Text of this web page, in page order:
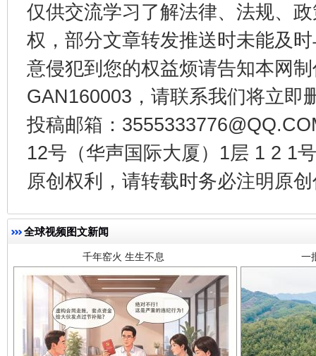
仅供交流学习了解法律、法规、
权，部分文章转发推送时未能及
意侵犯到您的权益烦请告知本网
GAN160003，请联系我们将立即
投稿邮箱：
12号（华声国际大厦）1层 1 2 1
原创权利，请转载时务必注明原
全球视频图文新闻
千年窑火 生生不息
揭开“小金库”的免责幌子